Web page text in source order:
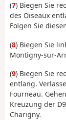
(7) Biegen Sie
des Oiseaux
Folgen Sie
(8) Biegen Sie
Montigny-sur-
(9) Biegen Sie
entlang.
Fourneau.
Kreuzung der
Charigny.